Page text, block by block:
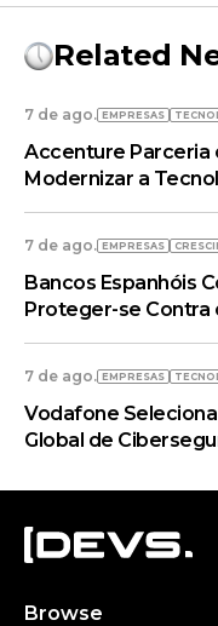
Related
7 de ago. EMPRESAS
Accenture Parceria
Modernizar a
7 de ago. EMPRESAS
Bancos Espanhóis
Proteger-se Contra
7 de ago. EMPRESAS
Vodafone
Global de
Browse